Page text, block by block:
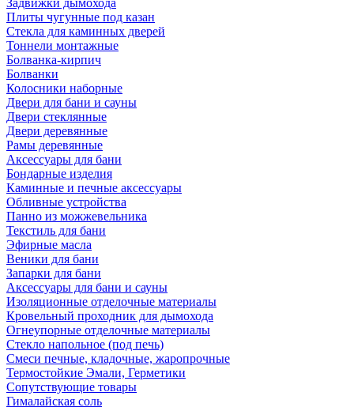
Задвижки дымохода
Плиты чугунные под казан
Стекла для каминных дверей
Тоннели монтажные
Болванка-кирпич
Болванки
Колосники наборные
Двери для бани и сауны
Двери стеклянные
Двери деревянные
Рамы деревянные
Аксессуары для бани
Бондарные изделия
Каминные и печные аксессуары
Обливные устройства
Панно из можжевельника
Текстиль для бани
Эфирные масла
Веники для бани
Запарки для бани
Аксессуары для бани и сауны
Изоляционные отделочные материалы
Кровельный проходник для дымохода
Огнеупорные отделочные материалы
Стекло напольное (под печь)
Смеси печные, кладочные, жаропрочные
Термостойкие Эмали, Герметики
Сопутствующие товары
Гималайская соль